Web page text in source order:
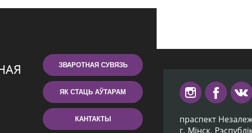
ЗВАРОТНАЯ СУВЯЗЬ
ЯК СТАЦЬ АЎТАРАМ
КАНТАКТЫ
праспект
г. Мiнск,